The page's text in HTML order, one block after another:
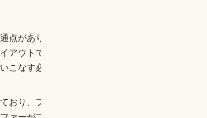
があります。まず、熟練ゴルファーにとって
ウトです。個性豊かでチャレンジングなホー
なす必要があります。
り、フェアなプレー環境を提供します。